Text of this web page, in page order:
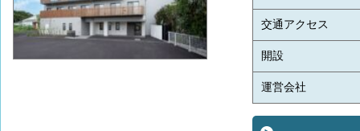
交通アクセス
開設
運営会社